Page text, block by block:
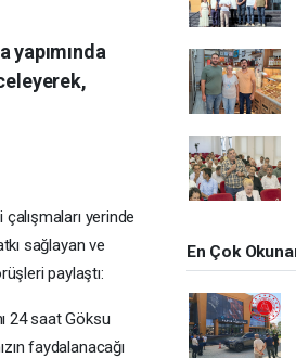
yapımında
yerinde
sağlayan ve
paylaştı:
24 saat Göksu
faydalanacağı
En Çok